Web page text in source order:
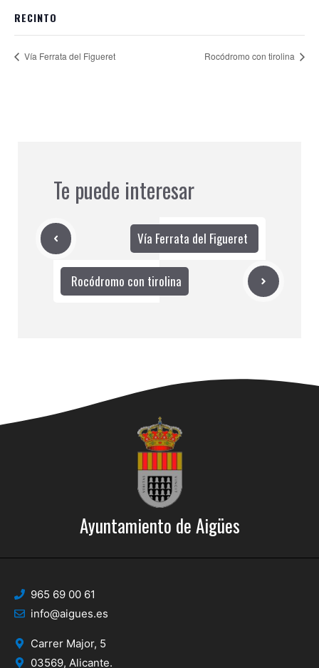
RECINTO
Vía Ferrata del Figueret Rocódromo con tirolina
Te puede interesar
Vía Ferrata del Figueret
Rocódromo con tirolina
Ayuntamiento de Aigües
965 69 00 61
info@aigues.es
Carrer Major, 5
03569, Alicante.